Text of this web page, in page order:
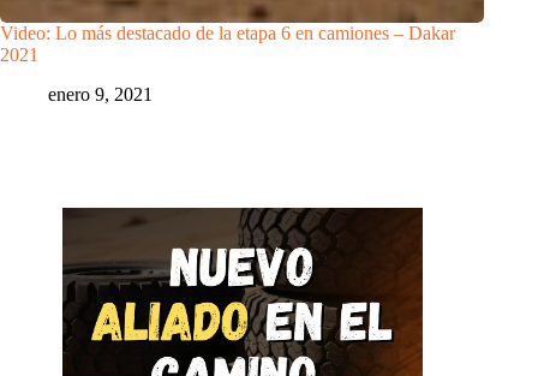
Video: Lo más destacado de la etapa 6 en camiones – Dakar
2021
enero 9, 2021